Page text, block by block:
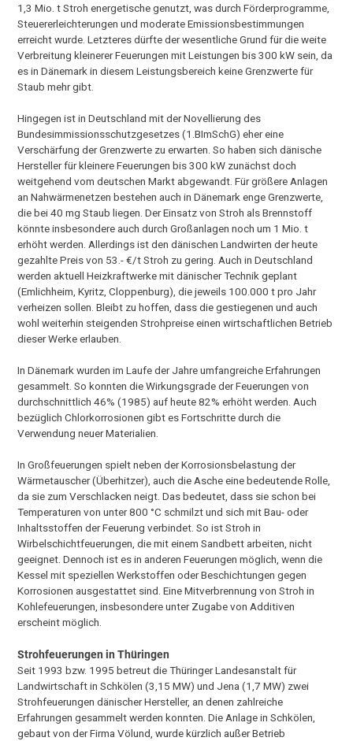
1,3 Mio. t Stroh energetische genutzt, was durch Förderprogramme,
Steuererleichterungen und moderate Emissionsbestimmungen
erreicht wurde. Letzteres dürfte der wesentliche Grund für die weite
Verbreitung kleinerer Feuerungen mit Leistungen bis 300 kW sein, da
es in Dänemark in diesem Leistungsbereich keine Grenzwerte für
Staub mehr gibt.
Hingegen ist in Deutschland mit der Novellierung des
Bundesimmissionsschutzgesetzes (1.BImSchG) eher eine
Verschärfung der Grenzwerte zu erwarten. So haben sich dänische
Hersteller für kleinere Feuerungen bis 300 kW zunächst doch
weitgehend vom deutschen Markt abgewandt. Für größere Anlagen
an Nahwärmenetzen bestehen auch in Dänemark enge Grenzwerte,
die bei 40 mg Staub liegen. Der Einsatz von Stroh als Brennstoff
könnte insbesondere auch durch Großanlagen noch um 1 Mio. t
erhöht werden. Allerdings ist den dänischen Landwirten der heute
gezahlte Preis von 53.- €/t Stroh zu gering. Auch in Deutschland
werden aktuell Heizkraftwerke mit dänischer Technik geplant
(Emlichheim, Kyritz, Cloppenburg), die jeweils 100.000 t pro Jahr
verheizen sollen. Bleibt zu hoffen, dass die gestiegenen und auch
wohl weiterhin steigenden Strohpreise einen wirtschaftlichen Betrieb
dieser Werke erlauben.
In Dänemark wurden im Laufe der Jahre umfangreiche Erfahrungen
gesammelt. So konnten die Wirkungsgrade der Feuerungen von
durchschnittlich 46% (1985) auf heute 82% erhöht werden. Auch
bezüglich Chlorkorrosionen gibt es Fortschritte durch die
Verwendung neuer Materialien.
In Großfeuerungen spielt neben der Korrosionsbelastung der
Wärmetauscher (Überhitzer), auch die Asche eine bedeutende Rolle,
da sie zum Verschlacken neigt. Das bedeutet, dass sie schon bei
Temperaturen von unter 800 °C schmilzt und sich mit Bau- oder
Inhaltsstoffen der Feuerung verbindet. So ist Stroh in
Wirbelschichtfeuerungen, die mit einem Sandbett arbeiten, nicht
geeignet. Dennoch ist es in anderen Feuerungen möglich, wenn die
Kessel mit speziellen Werkstoffen oder Beschichtungen gegen
Korrosionen ausgestattet sind. Eine Mitverbrennung von Stroh in
Kohlefeuerungen, insbesondere unter Zugabe von Additiven
erscheint möglich.
Strohfeuerungen in Thüringen
Seit 1993 bzw. 1995 betreut die Thüringer Landesanstalt für
Landwirtschaft in Schkölen (3,15 MW) und Jena (1,7 MW) zwei
Strohfeuerungen dänischer Hersteller, an denen zahlreiche
Erfahrungen gesammelt werden konnten. Die Anlage in Schkölen,
gebaut von der Firma Völund, wurde kürzlich außer Betrieb